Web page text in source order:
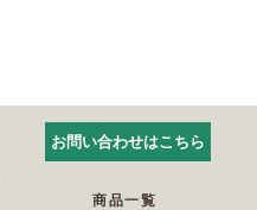
お問い合わせはこちら
商品一覧